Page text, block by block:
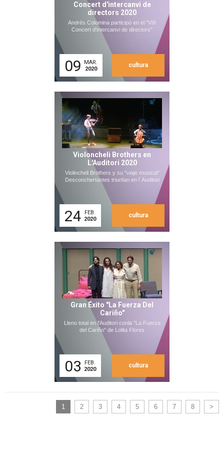
Concert d'intercanvi de
directors 2020
Andrés Colomina participó en el "VIII
Concert d'intercanvi de directors"
09
MAR.
2020
cultura
Violoncheli Brothers en
L'Auditori 2020
Violincheli Brothers y su "viaje musical"
Desconchertantes triunfan en l´Auditori
24
FEB.
2020
cultura
Gran Éxito "La Fuerza Del
Cariño"
Lleno total en l'Auditori conla "La Fuerza
del Cariño" de Lolita Flores
03
FEB.
2020
cultura
1 2 3 4 5 6 7 8 >